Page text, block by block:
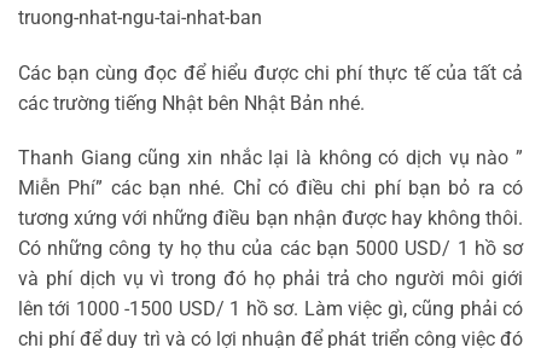
truong-nhat-ngu-tai-nhat-ban
Các bạn cùng đọc để hiểu được chi phí thực tế của tất cả
các trường tiếng Nhật bên Nhật Bản nhé.
Thanh Giang cũng xin nhắc lại là không có dịch vụ nào ”
Miễn Phí” các bạn nhé. Chỉ có điều chi phí bạn bỏ ra có
tương xứng với những điều bạn nhận được hay không thôi.
Có những công ty họ thu của các bạn 5000 USD/ 1 hồ sơ
và phí dịch vụ vì trong đó họ phải trả cho người môi giới
lên tới 1000 -1500 USD/ 1 hồ sơ. Làm việc gì, cũng phải có
chi phí để duy trì và có lợi nhuận để phát triển công việc đó